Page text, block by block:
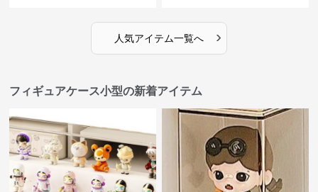
人気アイテム一覧へ ›
フィギュアケース小型の新着アイテム